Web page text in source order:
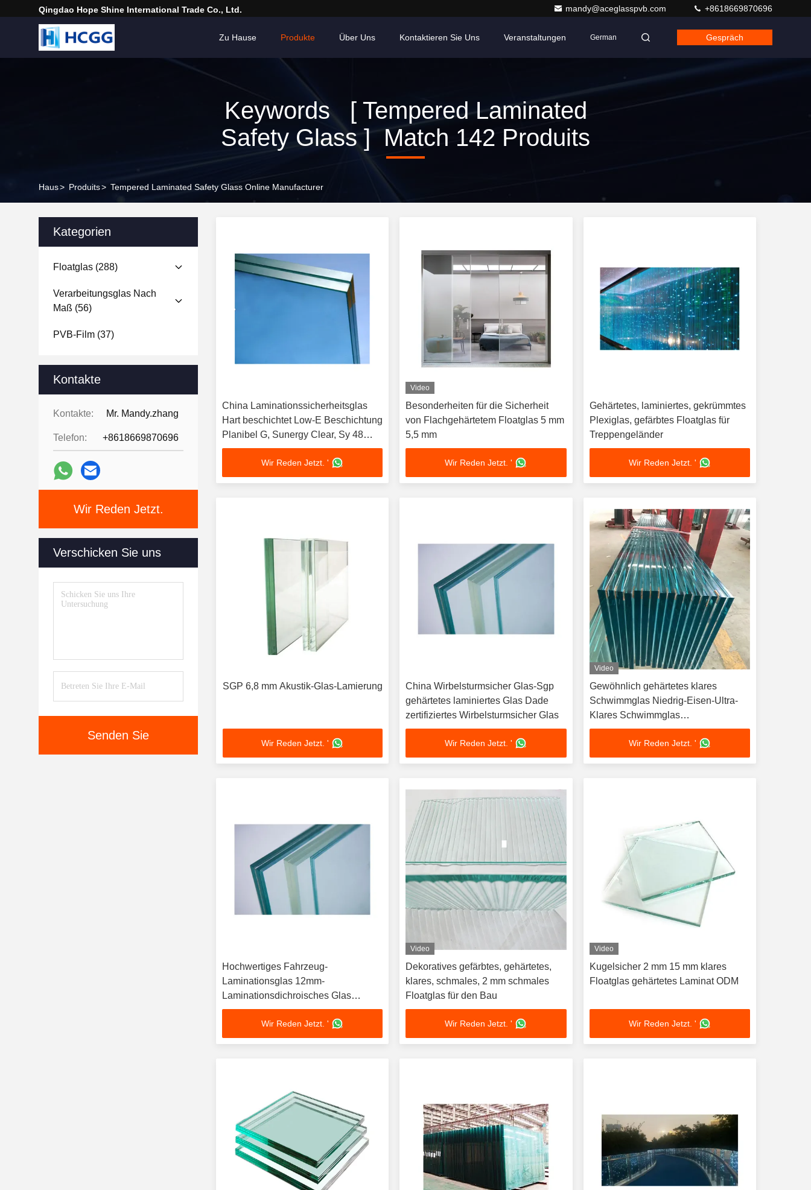
Qingdao Hope Shine International Trade Co., Ltd. mandy@aceglasspvb.com +8618669870696
Zu Hause Produkte Über Uns Kontaktieren Sie Uns Veranstaltungen German Gespräch
Keywords [ Tempered Laminated
Safety Glass ] Match 142 Produits
Haus> Produits> Tempered Laminated Safety Glass Online Manufacturer
Kategorien
Floatglas (288)
Verarbeitungsglas Nach
Maß (56)
PVB-Film (37)
Kontakte
Kontakte: Mr. Mandy.zhang
Telefon: +8618669870696
Wir Reden Jetzt.
Verschicken Sie uns
Senden Sie
China Laminationssicherheitsglas
Hart beschichtet Low-E Beschichtung
Planibel G, Sunergy Clear, Sy 48
Solar Control Beschichtung
Wir Reden Jetzt. '
Video
Besonderheiten für die Sicherheit
von Flachgehärtetem Floatglas 5 mm
5,5 mm
Wir Reden Jetzt. '
Gehärtetes, laminiertes, gekrümmtes
Plexiglas, gefärbtes Floatglas für
Treppengeländer
Wir Reden Jetzt. '
SGP 6,8 mm Akustik-Glas-Lamierung
Wir Reden Jetzt. '
China Wirbelsturmsicher Glas-Sgp
gehärtetes laminiertes Glas Dade
zertifiziertes Wirbelsturmsicher Glas
Wir Reden Jetzt. '
Video
Gewöhnlich gehärtetes klares
Schwimmglas Niedrig-Eisen-Ultra-
Klares Schwimmglas
Aquarienbecken Ultra-Klares Glas
Wir Reden Jetzt. '
Hochwertiges Fahrzeug-
Laminationsglas 12mm-
Laminationsdichroisches Glas
gehärtetes Laminationsglas
Wir Reden Jetzt. '
Video
Dekoratives gefärbtes, gehärtetes,
klares, schmales, 2 mm schmales
Floatglas für den Bau
Wir Reden Jetzt. '
Video
Kugelsicher 2 mm 15 mm klares
Floatglas gehärtetes Laminat ODM
Wir Reden Jetzt. '